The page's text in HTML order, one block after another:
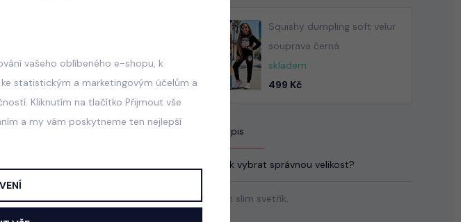
Squishy dumpling soft velur
souprava černá
skladem
499 Kč
Popis
Jak vybrat správnou velikost?
Stretch slim svetřík.
vašeho oblíbeného e-shopu, k
statistickým a marketingovým účelům a
Kliknutím na tlačítko Přijmout vše
a my vám poskytneme ten nejlepší